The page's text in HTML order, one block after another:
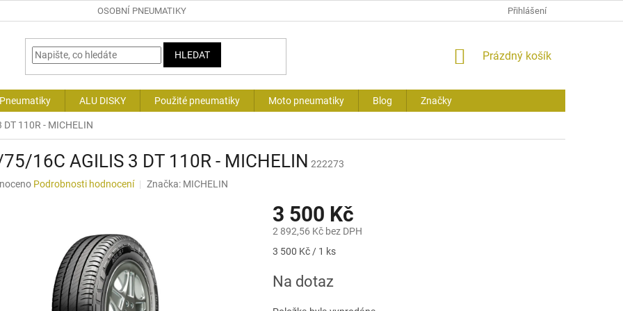
OSOBNÍ PNEUMATIKY Přihlášení
HLEDAT
NÁKUPNÍ
Prázdný košík
ALU DISKY Použité pneumatiky Moto pneumatiky Blog Značky
110R - MICHELIN
16C AGILIS 3 DT 110R - MICHELIN 222273
Podrobnosti hodnocení Značka: MICHELIN
3 500 Kč
2 892,56 Kč bez DPH
Měrná
3 500 Kč / 1 ks
Na dotaz